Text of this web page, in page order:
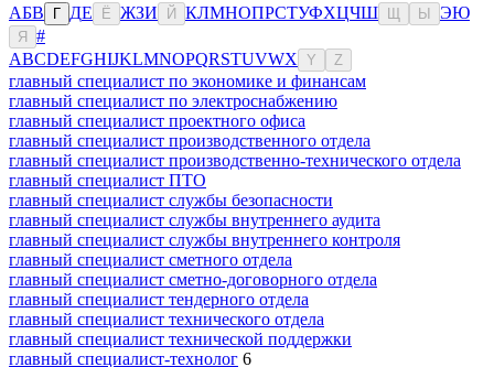
АБВ Г ДЕ Ё ЖЗИ Й КЛМНОПРСТУФХЦЧШ Ы ЭЮ
Я
#
ABCDEFGHIJKLMNOPQRSTUVWX Y Z
главный специалист по экономике и финансам
главный специалист по электроснабжению
главный специалист проектного офиса
главный специалист производственного отдела
главный специалист производственно-технического отдела
главный специалист ПТО
главный специалист службы безопасности
главный специалист службы внутреннего аудита
главный специалист службы внутреннего контроля
главный специалист сметного отдела
главный специалист сметно-договорного отдела
главный специалист тендерного отдела
главный специалист технического отдела
главный специалист технической поддержки
главный специалист-технолог 6